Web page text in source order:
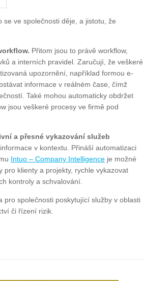
ve společnosti děje, a jistotu, že
Přitom jsou to právě workflow,
a interních pravidel. Zaručují, že veškeré
upozornění, například formou e-
informace v reálném čase, čímž
Také mohou automaticky obdržet
jsou veškeré procesy ve firmě pod
a přesné vykazování služeb
v kontextu. Přináší automatizaci
Intuo – Company Intelligence je možné
klienty a projekty, rychle vykazovat
kontroly a schvalování.
pro společnosti poskytující služby v oblasti
či řízení rizik.